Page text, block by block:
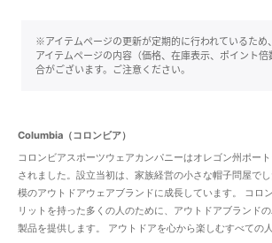
※アイテムページの更新が定期的に行われているため
アイテムページの内容（価格、在庫表示、ポイント
合がございます。ご注意ください。
Columbia（コロンビア）
コロンビアスポーツウェアカンパニーはオレゴン州ポー
されました。設立当初は、家族経営の小さな帽子問屋で
模のアウトドアウェアブランドに成長しています。 コロ
リットを持った多くの人のために、アウトドアブランド
製品を提供します。 アウトドアを心から楽しむすべての